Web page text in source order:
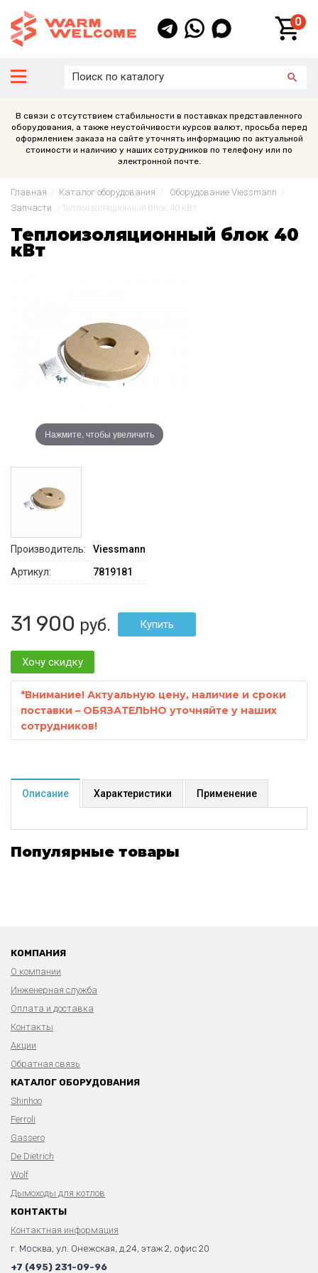
0
В связи с отсутствием стабильности в поставках представленного
оборудования, а также неустойчивости курсов валют, просьба перед
оформлением заказа на сайте уточнять информацию по актуальной
стоимости и наличию у наших сотрудников по телефону или по
электронной почте.
Главная Каталог оборудования Оборудование Viessmann
Запчасти
Теплоизоляционный блок 40 кВт
Теплоизоляционный блок 40
кВт
Нажмите, чтобы увеличить
Производитель:
Viessmann
Артикул:
7819181
31 900 руб.
Хочу скидку
*Внимание! Актуальную цену, наличие и сроки
поставки – ОБЯЗАТЕЛЬНО уточняйте у наших
сотрудников!
Описание Характеристики Применение
Популярные товары
КОМПАНИЯ
О компании
Инженерная служба
Оплата и доставка
Контакты
Акции
Обратная связь
КАТАЛОГ ОБОРУДОВАНИЯ
Shinhoo
Ferroli
Gassero
De Dietrich
Wolf
Дымоходы для котлов
КОНТАКТЫ
Контактная информация
г. Москва, ул. Онежская, д.24, этаж 2, офис 20
+7 (495) 231-09-96